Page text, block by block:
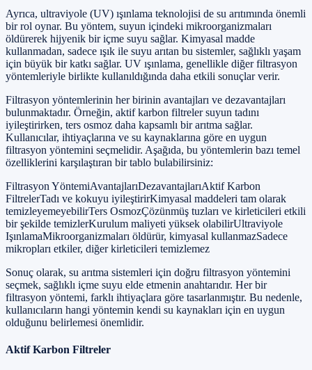
Ayrıca, ultraviyole (UV) ışınlama teknolojisi de su arıtımında önemli
bir rol oynar. Bu yöntem, suyun içindeki mikroorganizmaları
öldürerek hijyenik bir içme suyu sağlar. Kimyasal madde
kullanmadan, sadece ışık ile suyu arıtan bu sistemler, sağlıklı yaşam
için büyük bir katkı sağlar. UV ışınlama, genellikle diğer filtrasyon
yöntemleriyle birlikte kullanıldığında daha etkili sonuçlar verir.
Filtrasyon yöntemlerinin her birinin avantajları ve dezavantajları
bulunmaktadır. Örneğin, aktif karbon filtreler suyun tadını
iyileştirirken, ters osmoz daha kapsamlı bir arıtma sağlar.
Kullanıcılar, ihtiyaçlarına ve su kaynaklarına göre en uygun
filtrasyon yöntemini seçmelidir. Aşağıda, bu yöntemlerin bazı temel
özelliklerini karşılaştıran bir tablo bulabilirsiniz:
Filtrasyon YöntemiAvantajlarıDezavantajlarıAktif Karbon
FiltrelerTadı ve kokuyu iyileştirirKimyasal maddeleri tam olarak
temizleyemeyebilirTers OsmozÇözünmüş tuzları ve kirleticileri etkili
bir şekilde temizlerKurulum maliyeti yüksek olabilirUltraviyole
IşınlamaMikroorganizmaları öldürür, kimyasal kullanmazSadece
mikropları etkiler, diğer kirleticileri temizlemez
Sonuç olarak, su arıtma sistemleri için doğru filtrasyon yöntemini
seçmek, sağlıklı içme suyu elde etmenin anahtarıdır. Her bir
filtrasyon yöntemi, farklı ihtiyaçlara göre tasarlanmıştır. Bu nedenle,
kullanıcıların hangi yöntemin kendi su kaynakları için en uygun
olduğunu belirlemesi önemlidir.
Aktif Karbon Filtreler